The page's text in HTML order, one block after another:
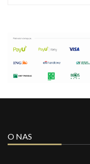
O NAS